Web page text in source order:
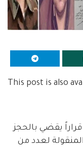
This post is also
قراراً يقضي بالحجز
المنقولة لعدد من